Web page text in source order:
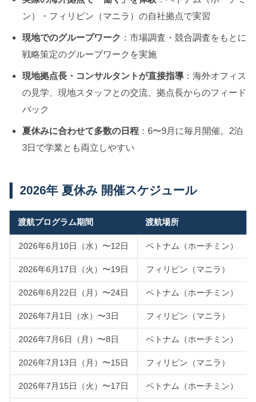
ン）・フィリピン（マニラ）の自社拠点で実習
現地でのグループワーク ：市場調査・競合調査をもとに
戦略策定のグループワークを実施
現地拠点長・コンサルタントが直接指導 ：海外オフィス
の見学、現地スタッフとの交流、拠点長からのフィード
バック
夏休みに合わせて多数の日程 ：6〜9月に毎月開催。2泊
3日で学業とも両立しやすい
2026年 夏休み 開催スケジュール
渡航プログラム期間 渡航場所
2026年6月10日（水）〜12日 ベトナム（ホーチミン）
2026年6月17日（火）〜19日 フィリピン（マニラ）
2026年6月22日（月）〜24日 ベトナム（ホーチミン）
2026年7月1日（水）〜3日 フィリピン（マニラ）
2026年7月6日（月）〜8日 ベトナム（ホーチミン）
2026年7月13日（月）〜15日 フィリピン（マニラ）
2026年7月15日（火）〜17日 ベトナム（ホーチミン）